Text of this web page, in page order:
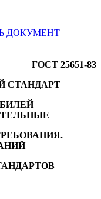
ДОКУМЕНТ
ГОСТ 25651-83
СТАНДАРТ